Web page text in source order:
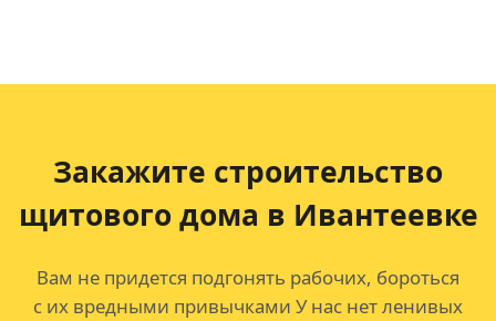
Закажите строительство
щитового дома в Ивантеевке
Вам не придется подгонять рабочих, бороться
с их вредными привычками У нас нет ленивых